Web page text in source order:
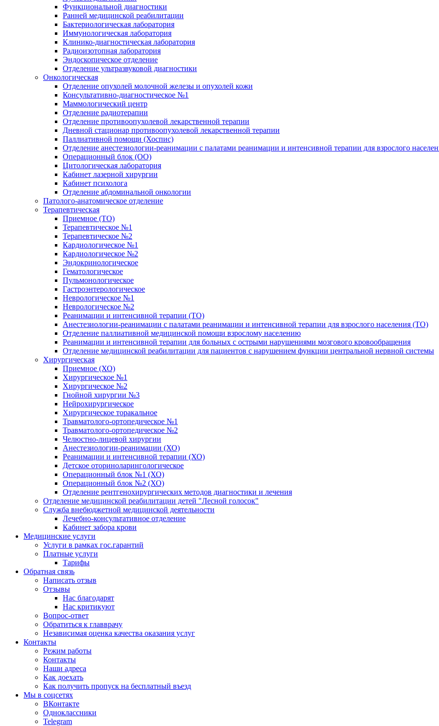
Функциональной диагностики
Ранней медицинской реабилитации
Бактериологическая лаборатория
Иммунологическая лаборатория
Клинико-диагностическая лаборатория
Радиоизотопная лаборатория
Эндоскопическое отделение
Отделение ультразвуковой диагностики
Онкологическая
Отделение опухолей молочной железы и опухолей кожи
Консультативно-диагностическое №1
Маммологический центр
Отделение радиотерапии
Отделение противоопухолевой лекарственной терапии
Дневной стационар противоопухолевой лекарственной терапии
Паллиативной помощи (Хоспис)
Отделение анестезиологии-реанимации с палатами реанимации и интенсивной терапии для взрослого
Операционный блок (ОО)
Цитологическая лаборатория
Кабинет лазерной хирургии
Кабинет психолога
Отделение абдоминальной онкологии
Патолого-анатомическое отделение
Терапевтическая
Приемное (ТО)
Терапевтическое №1
Терапевтическое №2
Кардиологическое №1
Кардиологическое №2
Эндокринологическое
Гематологическое
Пульмонологическое
Гастроэнтерологическое
Неврологическое №1
Неврологическое №2
Реанимации и интенсивной терапии (ТО)
Анестезиологии-реанимации с палатами реанимации и интенсивной терапии для взрослого населения (ТО)
Отделение паллиативной медицинской помощи взрослому населению
Реанимации и интенсивной терапии для больных с острыми нарушениями мозгового кровообращения
Отделение медицинской реабилитации для пациентов с нарушением функции центральной нервной системы
Хирургическая
Приемное (ХО)
Хирургическое №1
Хирургическое №2
Гнойной хирургии №3
Нейрохирургическое
Хирургическое торакальное
Травматолого-ортопедическое №1
Травматолого-ортопедическое №2
Челюстно-лицевой хирургии
Анестезиологии-реанимации (ХО)
Реанимации и интенсивной терапии (ХО)
Детское оториноларингологическое
Операционный блок №1 (ХО)
Операционный блок №2 (ХО)
Отделение рентгенохирургических методов диагностики и лечения
Отделение медицинской реабилитации детей "Лесной голосок"
Служба внебюджетной медицинской деятельности
Лечебно-консультативное отделение
Кабинет забора крови
Медицинские услуги
Услуги в рамках гос.гарантий
Платные услуги
Тарифы
Обратная связь
Написать отзыв
Отзывы
Нас благодарят
Нас критикуют
Вопрос-ответ
Обратиться к главврачу
Независимая оценка качества оказания услуг
Контакты
Режим работы
Контакты
Наши адреса
Как доехать
Как получить пропуск на бесплатный въезд
Мы в соцсетях
ВКонтакте
Одноклассники
Telegram